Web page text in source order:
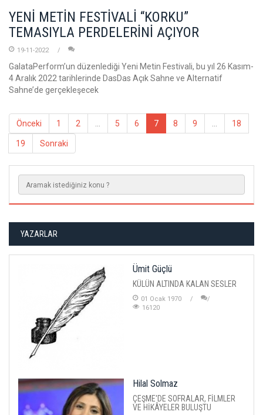
YENİ METİN FESTİVALİ “KORKU”
TEMASIYLA PERDELERİNİ AÇIYOR
19-11-2022
GalataPerform’un düzenlediği Yeni Metin Festivali, bu yıl 26 Kasım-
4 Aralık 2022 tarihlerinde DasDas Açık Sahne ve Alternatif
Sahne’de gerçekleşecek
Önceki 1 2 ... 5 6 7 8 9 ... 18
19 Sonraki
YAZARLAR
Ümit Güçlü
KÜLÜN ALTINDA KALAN SESLER
01 Ocak 1970
16120
Hilal Solmaz
ÇEŞME'DE SOFRALAR, FİLMLER
VE HİKÂYELER BULUŞTU